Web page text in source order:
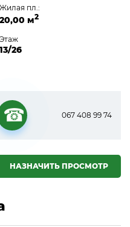
Жилая пл.:
20,00 м2
Этаж
13/26
☎
067 408 99 74
НАЗНАЧИТЬ ПРОСМОТР